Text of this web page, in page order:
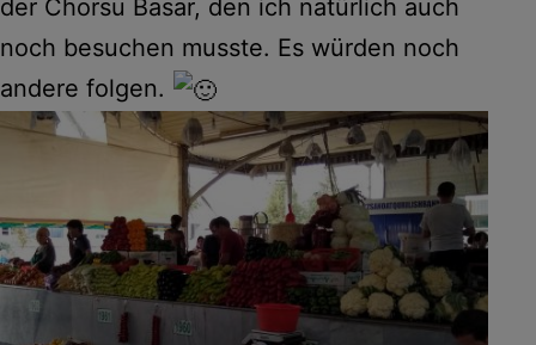
der Chorsu Basar, den ich natürlich auch
noch besuchen musste. Es würden noch
andere folgen.